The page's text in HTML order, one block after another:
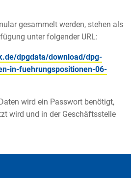
gesammelt werden, stehen als
unter folgender URL:
dpgdata/download/dpg-
in-fuehrungspositionen-06-
wird ein Passwort benötigt,
wird und in der Geschäftsstelle